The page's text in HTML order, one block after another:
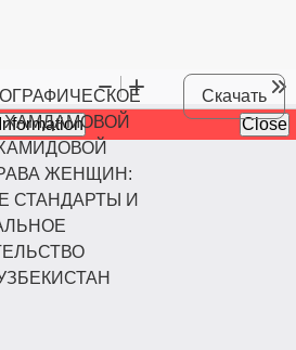
qaytish
ЖЕНЩИН:
СТАНДАРТЫ И
Скачать